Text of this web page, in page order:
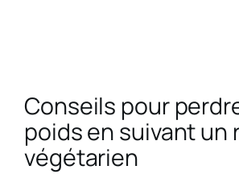
Conseils pour
poids en suivant un
végétarien